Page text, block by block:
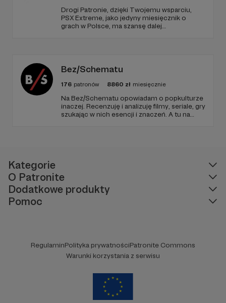
Drogi Patronie, dzięki Twojemu wsparciu,
PSX Extreme, jako jedyny miesięcznik o
grach w Polsce, ma szansę dalej
Bez/Schematu
176 patronów 8860 zł miesięcznie
Na Bez/Schematu opowiadam o popkulturze
inaczej. Recenzuję i analizuję filmy, seriale, gry
szukając w nich esencji i znaczeń. A tu na
Kategorie
O Patronite
Dodatkowe produkty
Pomoc
RegulaminPolityka prywatnościPatronite Commons
Warunki korzystania z serwisu